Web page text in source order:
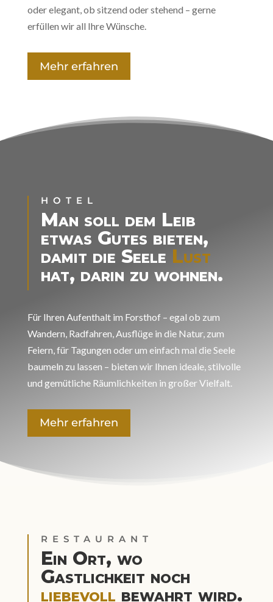
oder elegant, ob sitzend oder stehend – gerne
erfüllen wir all Ihre Wünsche.
Mehr erfahren
HOTEL
Man soll dem Leib
etwas Gutes bieten,
damit die Seele Lust
hat, darin zu wohnen.
Für Ihren Aufenthalt im Forsthof – egal ob zum
Wandern, Radfahren, Ausflüge in die Natur, zum
Feiern, für Tagungen oder um einfach mal die Seele
baumeln zu lassen – bieten wir Ihnen ideale, stilvolle
und gemütliche Räumlichkeiten in großer Vielfalt.
Mehr erfahren
RESTAURANT
Ein Ort, wo
Gastlichkeit noch
liebevoll bewahrt wird.